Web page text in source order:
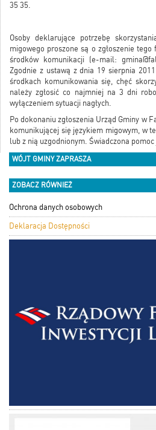
35 35.
Osoby deklarujące potrzebę
migowego proszone są o zgłoszenie
środków komunikacji (e-mail:
Zgodnie z ustawą z dnia 19 sierpnia
środkach komunikowania się, chęć
należy zgłosić co najmniej na 3 dni
wyłączeniem sytuacji nagłych.
Po dokonaniu zgłoszenia Urząd Gminy w
komunikującej się językiem migowym, w
lub z nią uzgodnionym. Świadczona pomoc
WÓJT GMINY ZAPRASZA
ZOBACZ RÓWNIEŻ
Ochrona danych osobowych
Deklaracja Dostępności